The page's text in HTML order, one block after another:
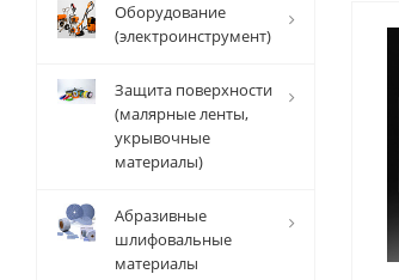
Оборудование
(электроинструмент)
Защита поверхности
(малярные ленты,
укрывочные
материалы)
Абразивные
шлифовальные
материалы